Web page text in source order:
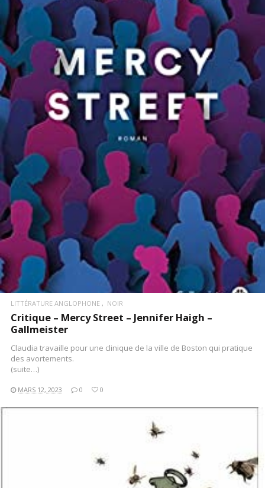
LIRE LA SUITE
LITTÉRATURE ANGLOPHONE NOIR
Critique – Mercy Street – Jennifer Haigh –
Gallmeister
Claudia travaille pour une clinique de la ville de Boston qui pratique
des avortements.
(suite…)
MARS 12, 2023 0 0